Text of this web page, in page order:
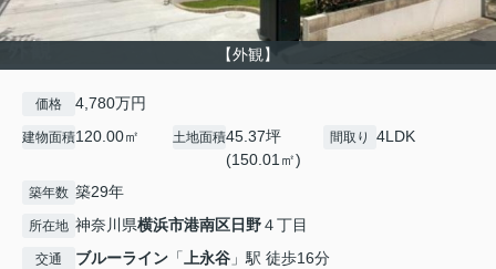
【外観】
価格 4,780万円
建物面積120.00㎡ 土地面積45.37坪
(150.01㎡)
間取り 4LDK
築年数 築29年
所在地 神奈川県横浜市港南区日野４丁目
交通 ブルーライン 「上永谷 」駅 徒歩16分